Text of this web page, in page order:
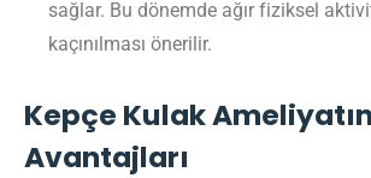
sağlar. Bu dönemde ağır fiziksel
kaçınılması önerilir.
Kepçe Kulak
Avantajları